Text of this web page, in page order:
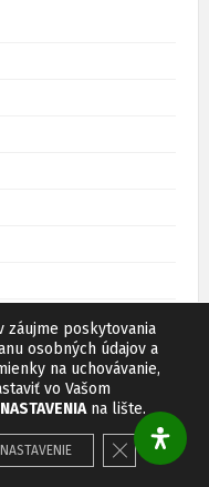
záujme poskytovania
osobných údajov a
na uchovávanie,
vo Vašom
NASTAVENIAna lište.
NASTAVENIE Close